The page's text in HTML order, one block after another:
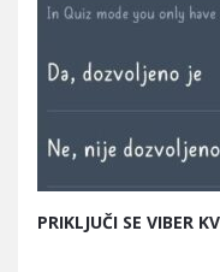
PRIKLJUČI SE VIBER